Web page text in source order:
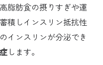
脂肪食の摂りすぎや運
積しインスリン抵抗性
インスリンが分泌でき
します。